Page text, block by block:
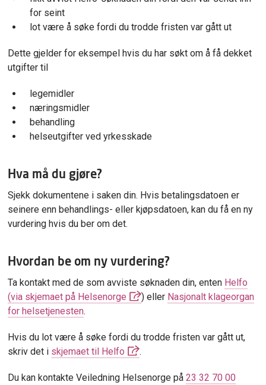
for seint
lot være å søke fordi du trodde fristen var gått ut
Dette gjelder for eksempel hvis du har søkt om å få dekket
utgifter til
legemidler
næringsmidler
behandling
helseutgifter ved yrkesskade
Hva må du gjøre?
Sjekk dokumentene i saken din. Hvis betalingsdatoen er
seinere enn behandlings- eller kjøpsdatoen, kan du få en ny
vurdering hvis du ber om det.
Hvordan be om ny vurdering?
Ta kontakt med de som avviste søknaden din, enten Helfo
(via skjemaet på Helsenorge
) eller Nasjonalt klageorgan
for helsetjenesten.
Hvis du lot være å søke fordi du trodde fristen var gått ut,
skriv det i skjemaet til Helfo .
Du kan kontakte Veiledning Helsenorge på 23 32 70 00